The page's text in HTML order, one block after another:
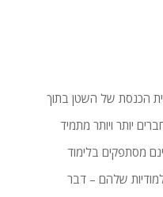
הכנסת של השטן בתוך
יותר ויותר מתמיד
מסתפקים בלימוד
שלהם – דבר